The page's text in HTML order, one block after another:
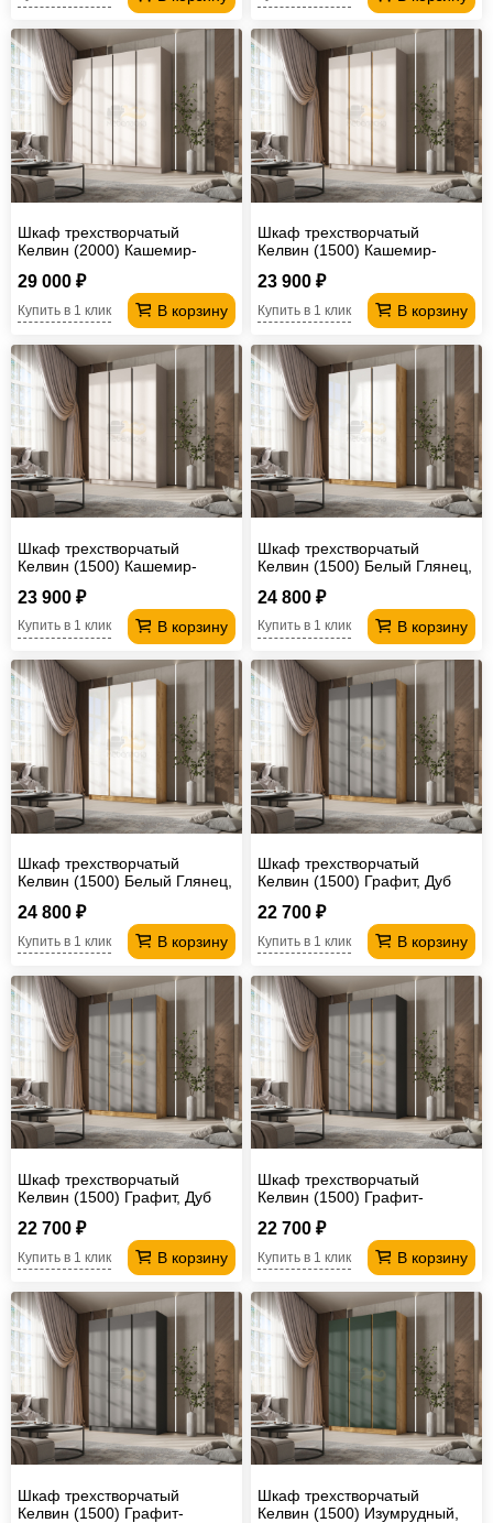
Шкаф трехстворчатый
Келвин (2000) Кашемир-
29 000 ₽
В корзину
Купить в 1 клик
Шкаф трехстворчатый
Келвин (1500) Кашемир-
23 900 ₽
В корзину
Купить в 1 клик
Шкаф трехстворчатый
Келвин (1500) Кашемир-
23 900 ₽
В корзину
Купить в 1 клик
Шкаф трехстворчатый
Келвин (1500) Белый Глянец,
24 800 ₽
В корзину
Купить в 1 клик
Шкаф трехстворчатый
Келвин (1500) Белый Глянец,
24 800 ₽
В корзину
Купить в 1 клик
Шкаф трехстворчатый
Келвин (1500) Графит, Дуб
22 700 ₽
В корзину
Купить в 1 клик
Шкаф трехстворчатый
Келвин (1500) Графит, Дуб
22 700 ₽
В корзину
Купить в 1 клик
Шкаф трехстворчатый
Келвин (1500) Графит-
22 700 ₽
В корзину
Купить в 1 клик
Шкаф трехстворчатый
Келвин (1500) Графит-
Шкаф трехстворчатый
Келвин (1500) Изумрудный,